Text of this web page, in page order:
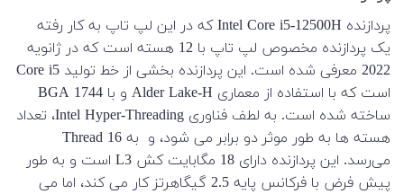
پردازنده Intel Core i5-12500H که در این لپ تاپ به کار رفته
یک پردازنده مخصوص لپ تاپ با 12 هسته است که در ژانویه
2022 معرفی شده است. این پردازنده بخشی از خط تولید Core i5
است که با استفاده از معماری Alder Lake-H و با BGA 1744
ساخته شده است. به لطف فناوری Intel Hyper-Threading، تعداد
هسته ها به طور موثر دو برابر می شود، و به 16 Thread
می‌رسد. این پردازنده دارای 18 مگابایت کش L3 است و به طور
پیش فرض با فرکانس پایه 2.5 گیگاهرتز کار می کند، اما می